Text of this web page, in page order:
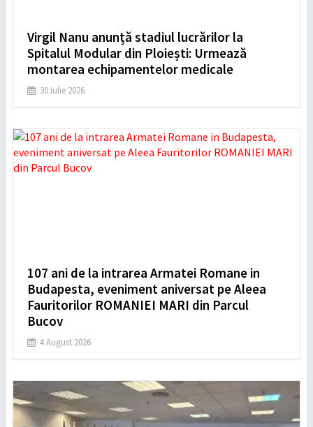
Virgil Nanu anunță stadiul lucrărilor la
Spitalul Modular din Ploiești: Urmează
montarea echipamentelor medicale
30 Iulie 2026
107 ani de la intrarea Armatei Romane in
Budapesta, eveniment aniversat pe Aleea
Fauritorilor ROMANIEI MARI din Parcul
Bucov
4 August 2026